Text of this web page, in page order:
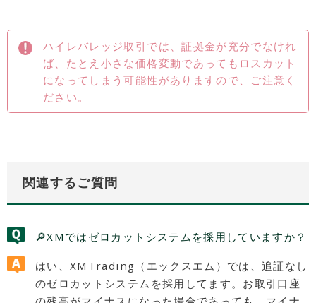
ハイレバレッジ取引では、証拠金が充分でなけれ
ば、たとえ小さな価格変動であってもロスカット
になってしまう可能性がありますので、ご注意く
ださい。
関連するご質問
🔎XMではゼロカットシステムを採用していますか？
はい、XMTrading（エックスエム）では、追証なし
のゼロカットシステムを採用してます。お取引口座